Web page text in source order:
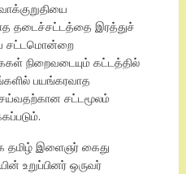
தடைச்சட்டத்தை இரத்துச்
சட்டமொன்றை
நிறைவடையும் கட்டத்தில்
பயங்கரவாத
சட்டமூலம்
தமிழ் இளைஞர் கைது
உறுப்பினர் ஒருவர்